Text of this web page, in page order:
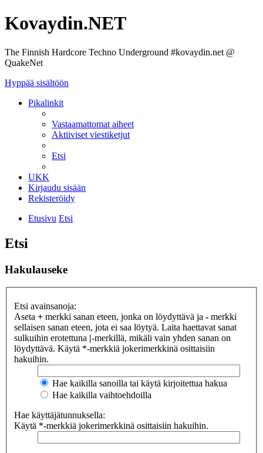
Kovaydin.NET
The Finnish Hardcore Techno Underground #kovaydin.net @
QuakeNet
Hyppää sisältöön
Pikalinkit
Vastaamattomat aiheet
Aktiiviset viestiketjut
Etsi
UKK
Kirjaudu sisään
Rekisteröidy
Etusivu Etsi
Etsi
Hakulauseke
Etsi avainsanoja:
Aseta + merkki sanan eteen, jonka on löydyttävä ja - merkki
sellaisen sanan eteen, jota ei saa löytyä. Laita haettavat sanat
sulkuihin erotettuna |-merkillä, mikäli vain yhden sanan on
löydyttävä. Käytä *-merkkiä jokerimerkkinä osittaisiin
hakuihin.
Hae kaikilla sanoilla tai käytä kirjoitettua hakua
Hae kaikilla vaihtoehdoilla
Hae käyttäjätunnuksella:
Käytä *-merkkiä jokerimerkkinä osittaisiin hakuihin.